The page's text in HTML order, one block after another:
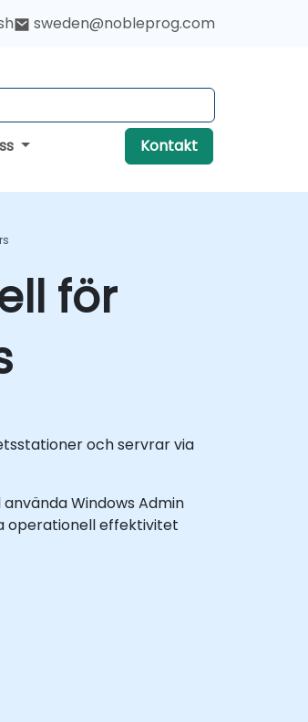
sweden@nobleprog.com
Kontakt
för
och servrar via
Windows Admin
operationell effektivitet